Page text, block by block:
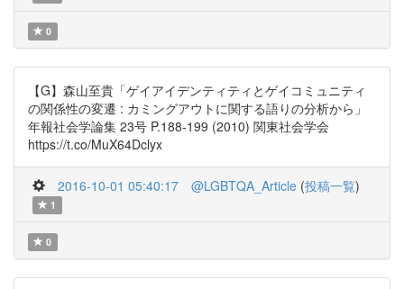
0
【G】森山至貴「ゲイアイデンティティとゲイコミュニティ
の関係性の変遷 : カミングアウトに関する語りの分析から」
年報社会学論集 23号 P.188-199 (2010) 関東社会学会
https://t.co/MuX64Dclyx
2016-10-01 05:40:17 @LGBTQA_Article (投稿一覧)
1
0